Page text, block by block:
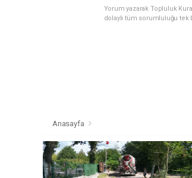
Yorum yazarak Topluluk
dolaylı tüm sorumluluğu
Anasayfa